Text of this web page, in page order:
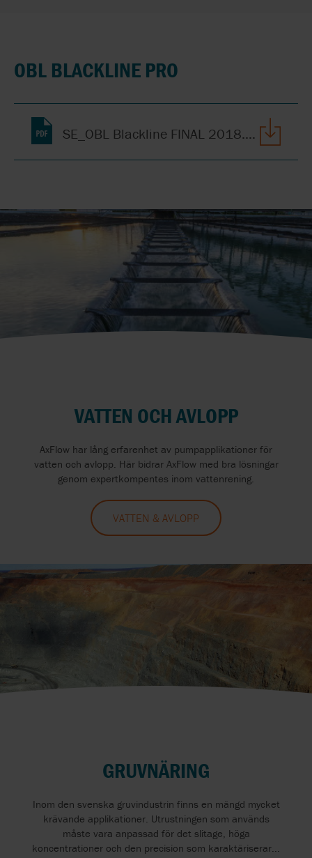
OBL BLACKLINE PRO
SE_OBL Blackline FINAL 2018.pdf
VATTEN OCH AVLOPP
AxFlow har lång erfarenhet av pumpapplikationer för
vatten och avlopp. Här bidrar AxFlow med bra lösningar
genom expertkompentes inom vattenrening.
VATTEN & AVLOPP
GRUVNÄRING
Inom den svenska gruvindustrin finns en mängd mycket
krävande applikationer. Utrustningen som används
måste vara anpassad för det slitage, höga
koncentrationer och den precision som karaktäriserar...